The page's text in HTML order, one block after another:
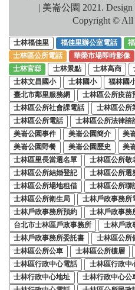
| 美崙公園 2021.
Copyright © All
士林福佳里 福佳里辦公室電話
士林區公所電話
華榮市場即時影像
士林官邸
士林景點 士林高商
士林文昌國小
士林國小 福林國
臺北市鄰里服務網
士林區公所疫苗
士林區公所社會課電話
士林區公所
士林區公所電話
士林區公所法律諮
美崙公園事件
美崙公園簡介 美
美崙公園野餐
美崙公園歷史 美
士林區里長當選名單
士林區公所敬
士林區公所結婚登記
士林區公所選
士林區公所場地租借
士林區公所聯
士林區公所衛生局
士林戶政事務所
士林戶政事務所預約
士林戶政事務
台北市士林區戶政事務所
士林戶政
士林戶政事務所委託書
士林區公所
士林區公所公車
士林區公所樓層
士林區行政中心電話
士林區行政中
士林行政中心地址
士林行政中心公